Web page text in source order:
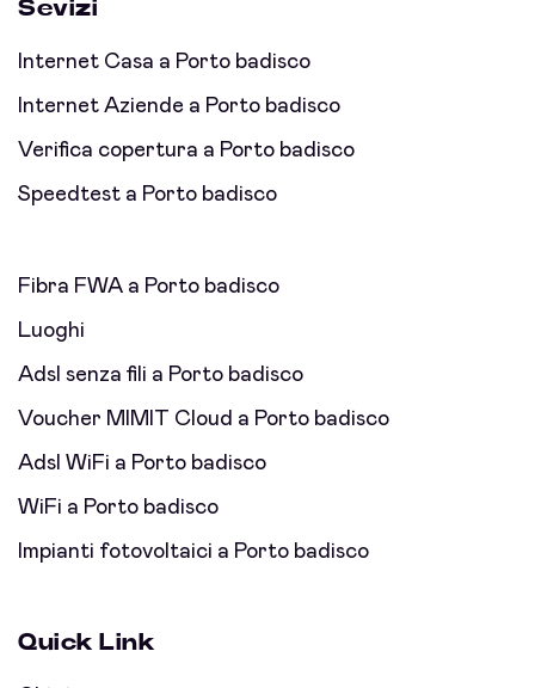
Sevizi
Internet Casa a Porto badisco
Internet Aziende a Porto badisco
Verifica copertura a Porto badisco
Speedtest a Porto badisco
Fibra FWA a Porto badisco
Luoghi
Adsl senza fili a Porto badisco
Voucher MIMIT Cloud a Porto badisco
Adsl WiFi a Porto badisco
WiFi a Porto badisco
Impianti fotovoltaici a Porto badisco
Quick Link